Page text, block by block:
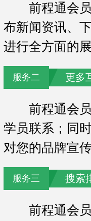
前程通会员
布新闻资讯、
进行全方面的
服务二 更多
前程通会员
学员联系；同
对您的品牌宣
服务三 搜索
前程通会员